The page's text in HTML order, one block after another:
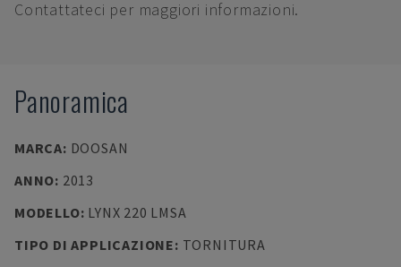
Contattateci per maggiori informazioni.
Panoramica
MARCA: DOOSAN
ANNO: 2013
MODELLO: LYNX 220 LMSA
TIPO DI APPLICAZIONE: TORNITURA